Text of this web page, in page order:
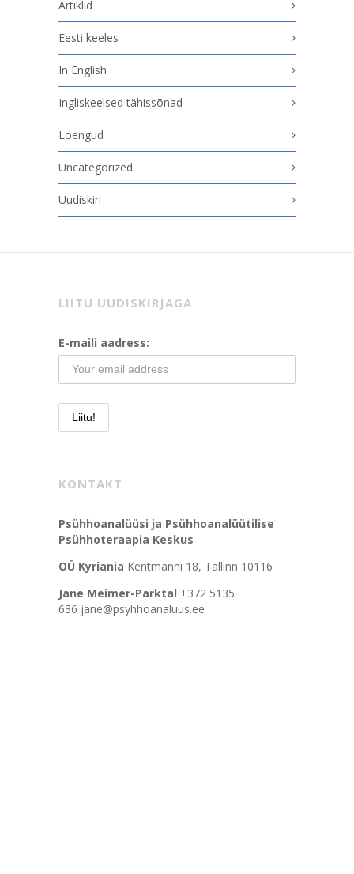
Artiklid
Eesti keeles
In English
Ingliskeelsed tähissõnad
Loengud
Uncategorized
Uudiskiri
LIITU UUDISKIRJAGA
E-maili aadress:
KONTAKT
Psühhoanalüüsi ja Psühhoanalüütilise
Psühhoteraapia Keskus
OÜ Kyriania Kentmanni 18, Tallinn 10116
Jane Meimer-Parktal +372 5135
636 jane@psyhhoanaluus.ee